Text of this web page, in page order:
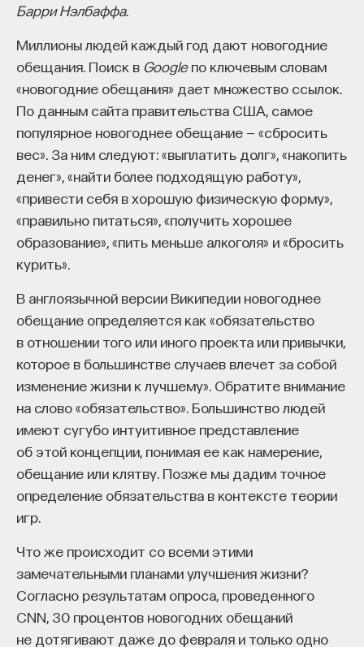
Барри Нэлбаффа.
Миллионы людей каждый год дают новогодние
обещания. Поиск в Googleпо ключевым словам
«новогодние обещания» дает множество ссылок.
По данным сайта правительства США, самое
популярное новогоднее обещание — «сбросить
вес». За ним следуют: «выплатить долг», «накопить
денег», «найти более подходящую работу»,
«привести себя в хорошую физическую форму»,
«правильно питаться», «получить хорошее
образование», «пить меньше алкоголя» и «бросить
курить».
В англоязычной версии Википедии новогоднее
обещание определяется как «обязательство
в отношении того или иного проекта или привычки,
которое в большинстве случаев влечет за собой
изменение жизни к лучшему». Обратите внимание
на слово «обязательство». Большинство людей
имеют сугубо интуитивное представление
об этой концепции, понимая ее как намерение,
обещание или клятву. Позже мы дадим точное
определение обязательства в контексте теории
игр.
Что же происходит со всеми этими
замечательными планами улучшения жизни?
Согласно результатам опроса, проведенного
CNN, 30 процентов новогодних обещаний
не дотягивают даже до февраля и только одно